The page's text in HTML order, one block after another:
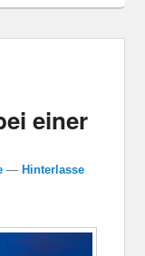
einer
— Hinterlasse